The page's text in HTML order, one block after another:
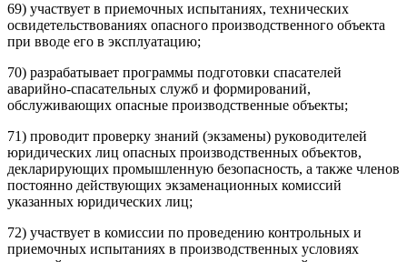
69) участвует в приемочных испытаниях, технических
освидетельствованиях опасного производственного объекта
при вводе его в эксплуатацию;
70) разрабатывает программы подготовки спасателей
аварийно-спасательных служб и формирований,
обслуживающих опасные производственные объекты;
71) проводит проверку знаний (экзамены) руководителей
юридических лиц опасных производственных объектов,
декларирующих промышленную безопасность, а также членов
постоянно действующих экзаменационных комиссий
указанных юридических лиц;
72) участвует в комиссии по проведению контрольных и
приемочных испытаниях в производственных условиях